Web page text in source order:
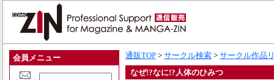
会員メニュー 通販TOP > サークル検索 > サークル作品
なぜ!?なに!?人体のひみつ